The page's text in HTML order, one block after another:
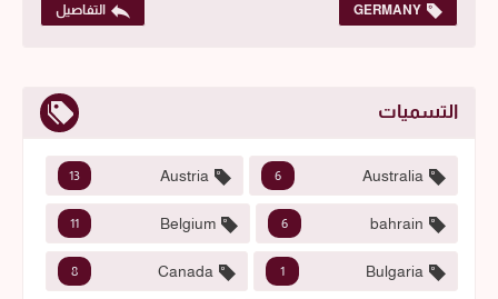
GERMANY التفاصيل
التسميات
Australia
6
Austria
13
bahrain
6
Belgium
11
Bulgaria
1
Canada
8